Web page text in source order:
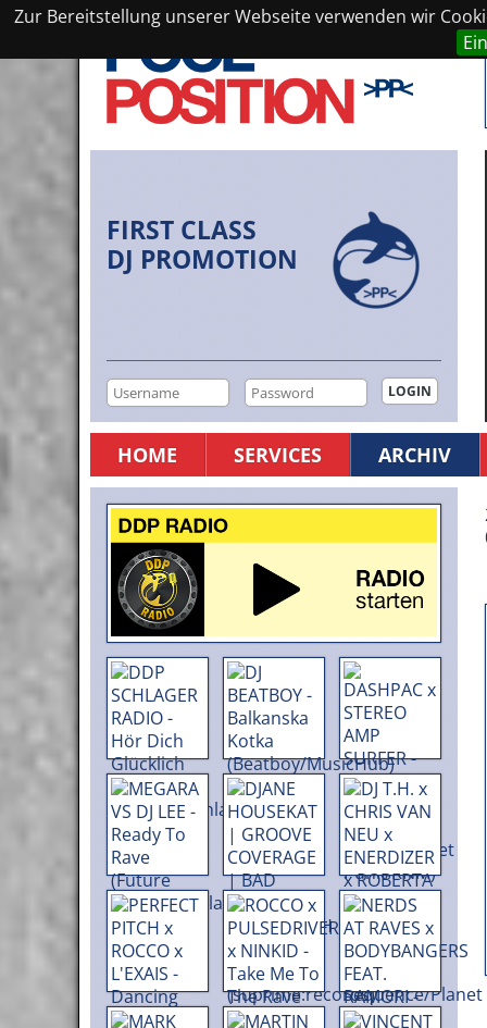
Zur Bereitstellung unserer Webseite verwenden wir
FIRST CLASS
DJ PROMOTION
HOME SERVICES ARCHIV